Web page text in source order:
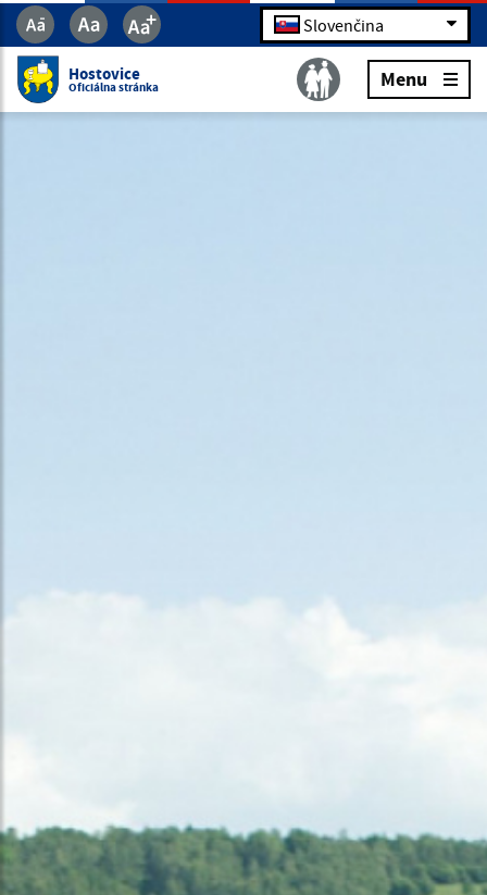
Slovenčina
Hostovice
Oficiálna stránka Menu